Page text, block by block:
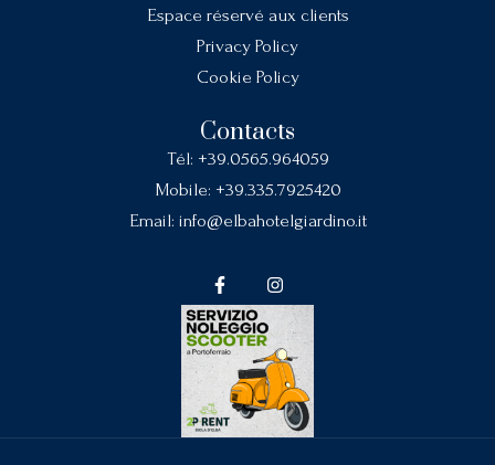
Espace réservé aux clients
Privacy Policy
Cookie Policy
Contacts
Tél: +39.0565.964059
Mobile: +39.335.7925420
Email: info@elbahotelgiardino.it